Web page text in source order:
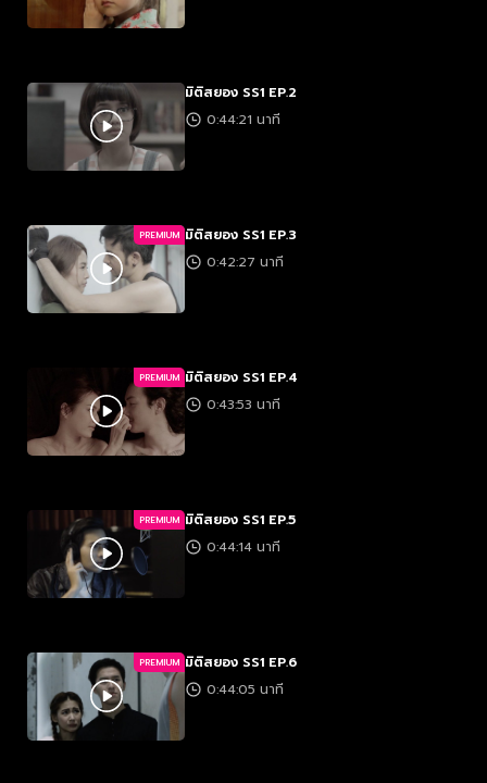
มิติสยอง SS1 EP.2
0:44:21 นาที
PREMIUM มิติสยอง SS1 EP.3
0:42:27 นาที
PREMIUM มิติสยอง SS1 EP.4
0:43:53 นาที
PREMIUM มิติสยอง SS1 EP.5
0:44:14 นาที
PREMIUM มิติสยอง SS1 EP.6
0:44:05 นาที